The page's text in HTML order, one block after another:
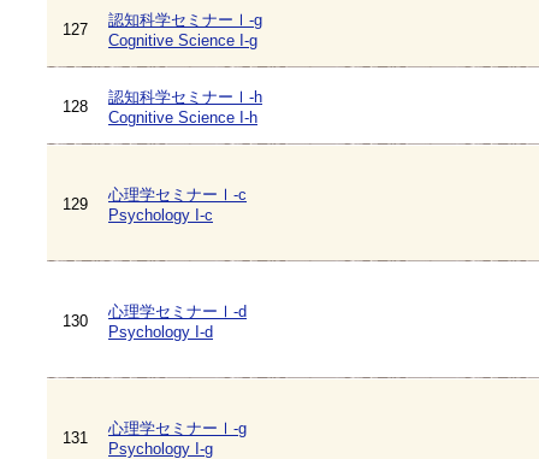
127
認知科学セミナーⅠ-g
Cognitive Science I-g
128
認知科学セミナーⅠ-h
Cognitive Science I-h
129
心理学セミナーⅠ-c
Psychology I-c
130
心理学セミナーⅠ-d
Psychology I-d
131
心理学セミナーⅠ-g
Psychology I-g